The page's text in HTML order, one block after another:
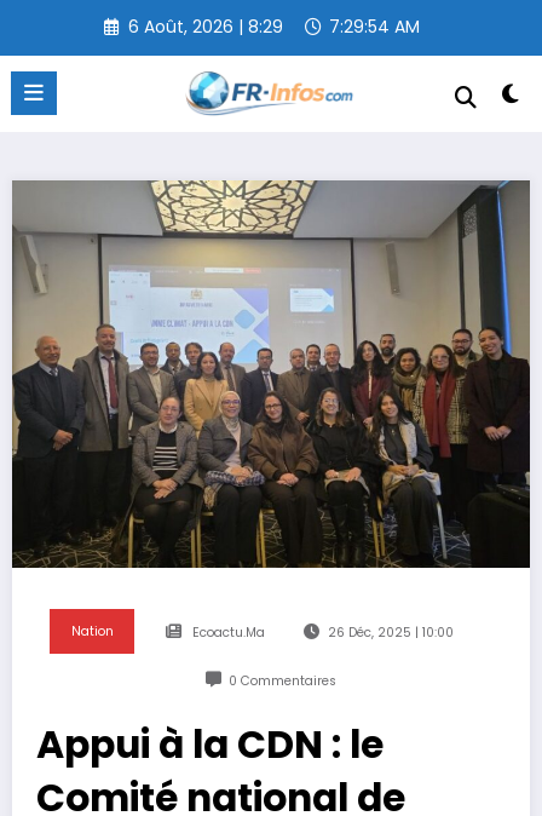
contenu
6 Août, 2026 | 8:29 7:29:55 AM
Nation Ecoactu.ma 26 Déc, 2025 | 10:00
0 Commentaires
Appui à la CDN : le
Comité national de